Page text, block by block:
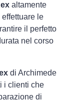
altamente
le
il perfetto
nel corso
di Archimede
i clienti che
di